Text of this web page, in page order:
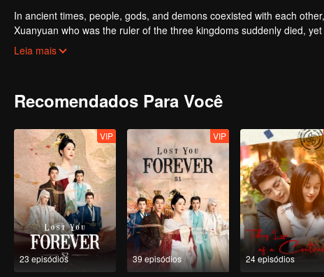
In ancient times, people, gods, and demons coexisted with each
Xuanyuan who was the ruler of the three kingdoms suddenly died,
smart and kind woman. When she went acress the deep forest, a
Leia mais
Recomendados Para Você
23 episódios
VIP
39 episódios
VIP
24 episódios